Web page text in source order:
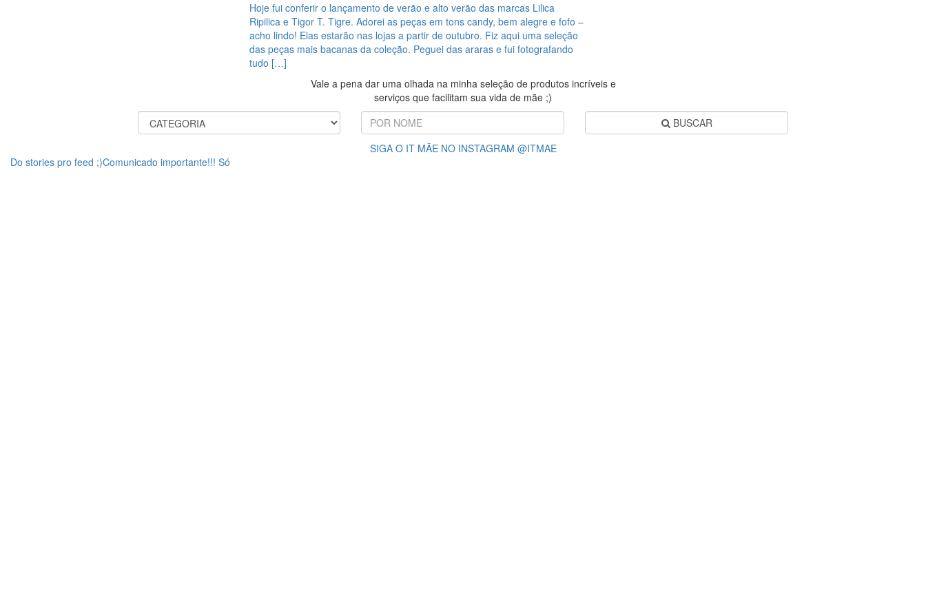
Hoje fui conferir o lançamento de verão e alto verão das marcas Lilica
Ripilica e Tigor T. Tigre. Adorei as peças em tons candy, bem alegre e fofo –
acho lindo! Elas estarão nas lojas a partir de outubro. Fiz aqui uma seleção
das peças mais bacanas da coleção. Peguei das araras e fui fotografando
tudo […]
Vale a pena dar uma olhada na minha seleção de produtos incríveis e
serviços que facilitam sua vida de mãe ;)
BUSCAR
SIGA O IT MÃE NO INSTAGRAM @ITMAE
Do stories pro feed ;)Comunicado importante!!! Só